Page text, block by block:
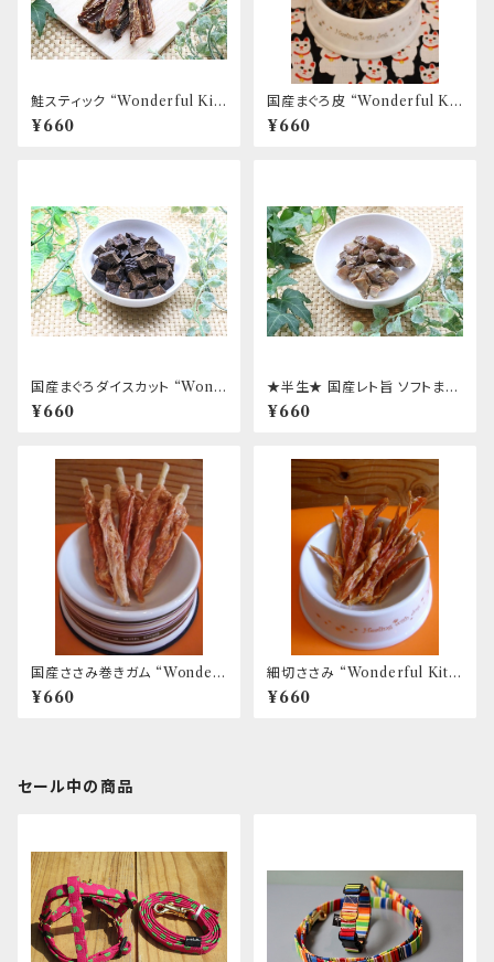
鮭スティック “Wonderful Kit
chen / (旧)P-ball”
¥660
国産まぐろ皮 “Wonderful Kit
chen / (旧)P-ball”
¥660
国産まぐろダイスカット “Wond
erful Kitchen / (旧)P-ball”
¥660
★半生★ 国産レト旨 ソフトまぐ
ろ “Wonderful Kitchen /
(旧)P-ball”
¥660
国産ささみ巻きガム “Wonderf
ul Kitchen / (旧)P-ball”
¥660
細切ささみ “Wonderful Kitc
hen / (旧)P-ball”
¥660
セール中の商品